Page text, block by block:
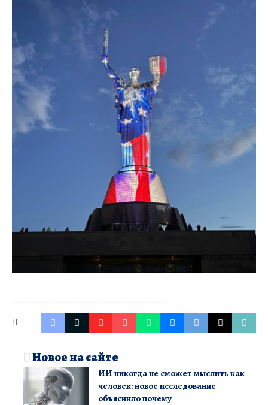
Новое на сайте
ИИ никогда не сможет мыслить как
человек: новое исследование
объяснило почему